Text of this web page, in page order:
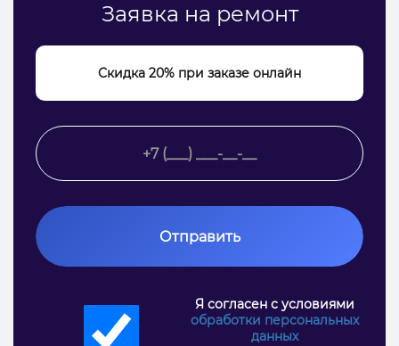
Заявка на ремонт
Скидка 20% при заказе онлайн
Отправить
Я согласен с условиями
обработки персональных
данных